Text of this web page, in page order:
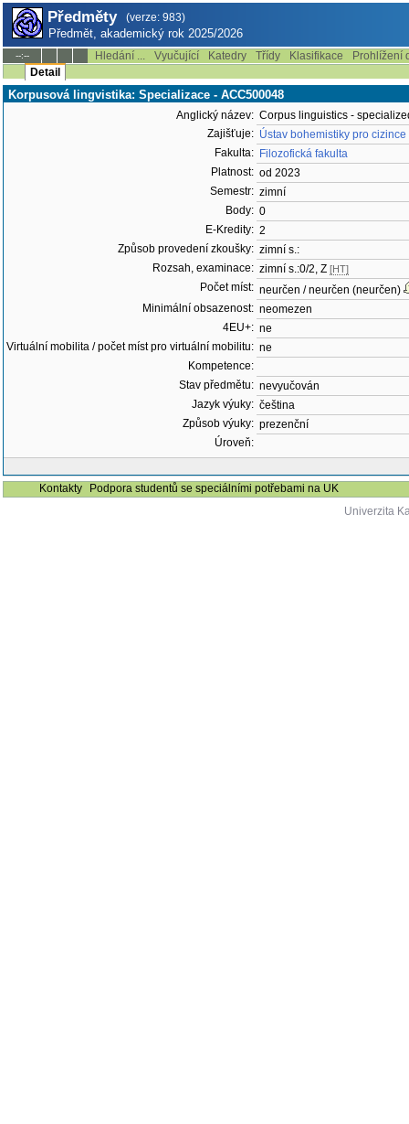
Předměty (verze: 983)
Předmět, akademický rok 2025/2026
--:-- Hledání ... Vyučující Katedry Třídy Klasifikace
Prohlížení
Detail
Korpusová lingvistika: Specializace - ACC500048
Anglický název: Corpus linguistics -
Zajišťuje: Ústav bohemistiky pro
Fakulta: Filozofická fakulta
Platnost: od 2023
Semestr: zimní
Body: 0
E-Kredity: 2
Způsob provedení zkoušky: zimní s.:
Rozsah, examinace: zimní s.:0/2, Z [HT]
Počet míst: neurčen / neurčen (neurčen)
Minimální obsazenost: neomezen
4EU+: ne
Virtuální mobilita / počet míst pro virtuální mobilitu: ne
Kompetence:
Stav předmětu: nevyučován
Jazyk výuky: čeština
Způsob výuky: prezenční
Úroveň:
Kontakty
Podpora studentů se speciálními potřebami na UK
Univerzita